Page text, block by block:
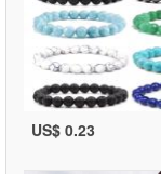
US$ 0.23